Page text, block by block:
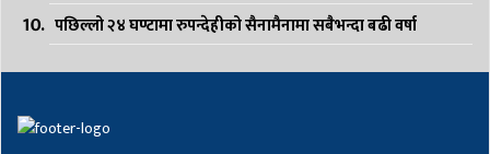
पछिल्लो २४ घण्टामा रुपन्देहीको सैनामैनामा सबैभन्दा बढी वर्षा